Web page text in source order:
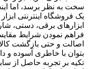
سخت به نظر برسد، اما
یک فروشگاه اینترنتی
ابزار‌های برقی، دستی،
فراهم نمودن شرایط
بتوان با خاطری آسوده و